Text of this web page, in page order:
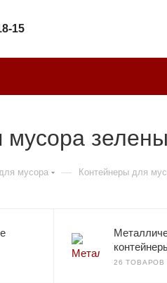
15
мусора — Контейнеры для
26 ТОВАРОВ